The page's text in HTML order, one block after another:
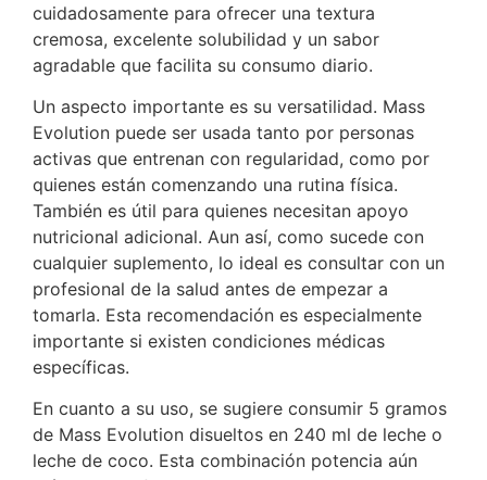
cuidadosamente para ofrecer una textura
cremosa, excelente solubilidad y un sabor
agradable que facilita su consumo diario.
Un aspecto importante es su versatilidad. Mass
Evolution puede ser usada tanto por personas
activas que entrenan con regularidad, como por
quienes están comenzando una rutina física.
También es útil para quienes necesitan apoyo
nutricional adicional. Aun así, como sucede con
cualquier suplemento, lo ideal es consultar con un
profesional de la salud antes de empezar a
tomarla. Esta recomendación es especialmente
importante si existen condiciones médicas
específicas.
En cuanto a su uso, se sugiere consumir 5 gramos
de Mass Evolution disueltos en 240 ml de leche o
leche de coco. Esta combinación potencia aún